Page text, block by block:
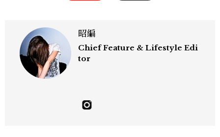
昭編
Chief Feature & Lifestyle Edi
tor